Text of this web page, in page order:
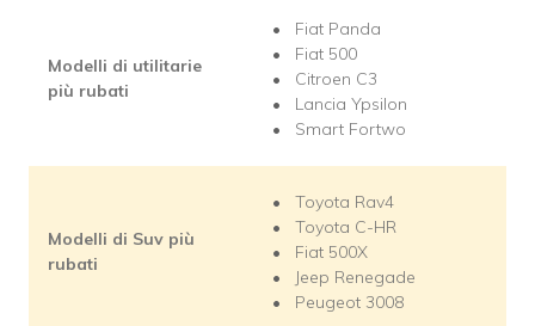
Modelli di utilitarie
più rubati
Fiat Panda
Fiat 500
Citroen C3
Lancia Ypsilon
Smart Fortwo
Modelli di Suv più
rubati
Toyota Rav4
Toyota C-HR
Fiat 500X
Jeep Renegade
Peugeot 3008